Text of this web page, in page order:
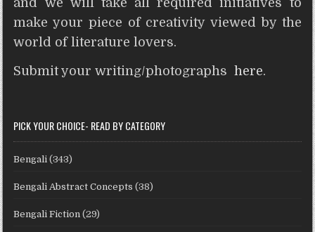
make your piece of creativity viewed by the
world of literature lovers.
Submit your writing/photographshere.
PICK YOUR CHOICE- READ BY CATEGORY
Bengali (343)
Bengali Abstract Concepts (38)
Bengali Fiction (29)